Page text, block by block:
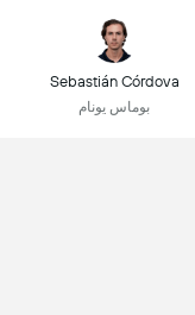
Sebastián Córdova
بوماس يونام